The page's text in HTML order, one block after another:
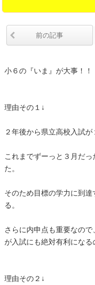
前の記事
小６の『いま』が大事！！
理由その１↓
２年後から県立高校入試が
これまでずーっと３月だ
た。
そのため目標の学力に到
る。
さらに内申点も重要なの
が入試にも絶対有利になる
理由その２↓